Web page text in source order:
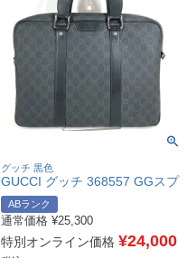
グッチ 黒色
GUCCI グッチ 368557 GGスプ
リーム ロゴ カバン ブリーフケ
ース ハンドバッグ 書類バッグ
ビジネスバッグ GGスプリーム
キャンバス ユニセックス ブラ
ック 【中古】
ABランク
通常価格 ¥25,300
特別オンライン価格 ¥24,000